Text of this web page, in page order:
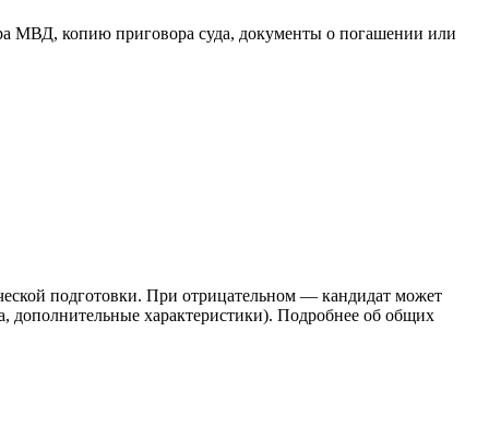
МВД, копию приговора суда, документы о погашении или
подготовки. При отрицательном — кандидат может
дополнительные характеристики). Подробнее об общих